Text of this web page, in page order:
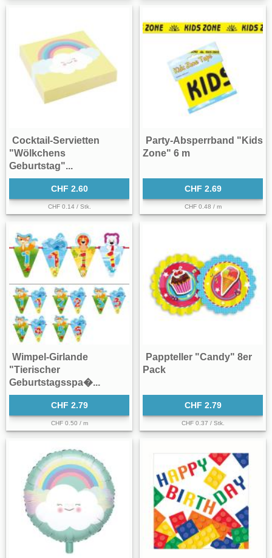
Cocktail-Servietten
"Wölkchens
Geburtstag"...
CHF 2.60
CHF 0.14 / Stk.
Party-Absperrband "Kids
Zone" 6 m
CHF 2.69
CHF 0.48 / m
Wimpel-Girlande
"Tierischer
Geburtstagsspa�...
CHF 2.79
CHF 0.50 / m
Pappteller "Candy" 8er
Pack
CHF 2.79
CHF 0.37 / Stk.